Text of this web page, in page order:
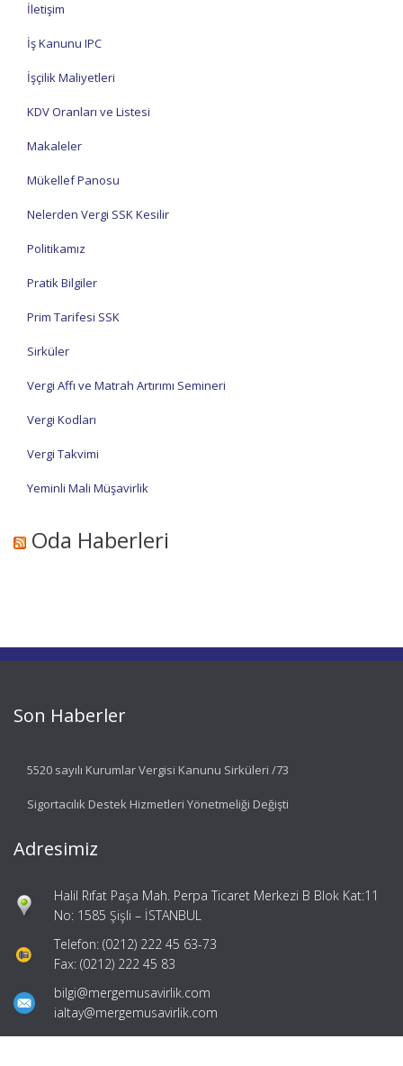
İletişim
İş Kanunu IPC
İşçilik Maliyetleri
KDV Oranları ve Listesi
Makaleler
Mükellef Panosu
Nelerden Vergi SSK Kesilir
Politikamız
Pratik Bilgiler
Prim Tarifesi SSK
Sirküler
Vergi Affı ve Matrah Artırımı Semineri
Vergi Kodları
Vergi Takvimi
Yeminli Mali Müşavirlik
Oda Haberleri
Son Haberler
5520 sayılı Kurumlar Vergisi Kanunu Sirküleri /73
Sigortacılık Destek Hizmetleri Yönetmeliği Değişti
Adresimiz
Halil Rıfat Paşa Mah. Perpa Ticaret Merkezi B Blok Kat:11
No: 1585 Şişli – İSTANBUL
Telefon: (0212) 222 45 63-73
Fax: (0212) 222 45 83
bilgi@mergemusavirlik.com
ialtay@mergemusavirlik.com